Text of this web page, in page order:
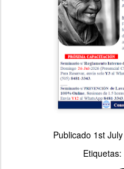
Publicado 1st July
Etiquetas: